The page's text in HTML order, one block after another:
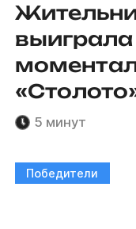
5 минут
Победители